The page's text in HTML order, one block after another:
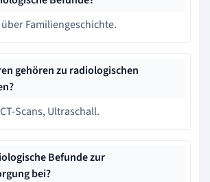
Familiengeschichte.
gehören zu radiologischen
Scans, Ultraschall.
Befunde zur
bei?